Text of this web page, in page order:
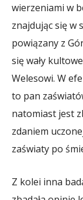
wierzeniami w
znajdując się w
powiązany z
się wały
Welesowi. W
to pan
natomiast jest
zdaniem
zaświaty po
Z kolei inna